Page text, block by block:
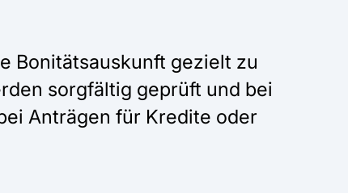
Bonitätsauskunft gezielt zu
sorgfältig geprüft und bei
Anträgen für Kredite oder